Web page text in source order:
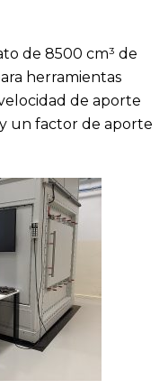
de 8500 cm³ de
herramientas
de aporte
un factor de aporte